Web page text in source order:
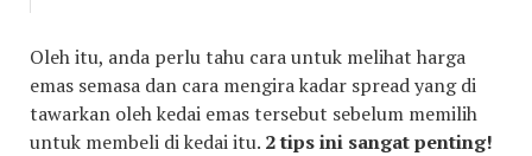
Oleh itu, anda perlu tahu cara untuk melihat harga
emas semasa dan cara mengira kadar spread yang di
tawarkan oleh kedai emas tersebut sebelum memilih
untuk membeli di kedai itu. 2 tips ini sangat penting!